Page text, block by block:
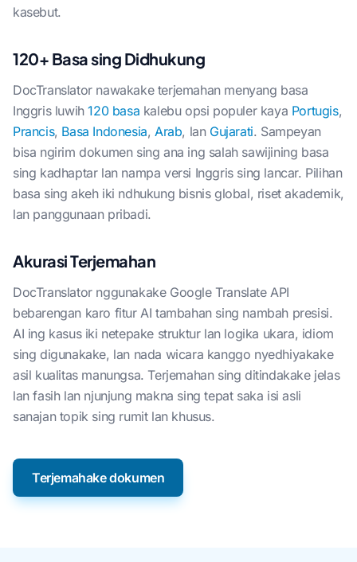
kasebut.
120+ Basa sing Didhukung
DocTranslator nawakake terjemahan menyang basa
Inggris luwih120 basa kalebu opsi populer kaya Portugis,
Prancis, Basa Indonesia,Arab, lan Gujarati. Sampeyan
bisa ngirim dokumen sing ana ing salah sawijining basa
sing kadhaptar lan nampa versi Inggris sing lancar. Pilihan
basa sing akeh iki ndhukung bisnis global, riset akademik,
lan panggunaan pribadi.
Akurasi Terjemahan
DocTranslator nggunakake Google Translate API
bebarengan karo fitur AI tambahan sing nambah presisi.
AI ing kasus iki netepake struktur lan logika ukara, idiom
sing digunakake, lan nada wicara kanggo nyedhiyakake
asil kualitas manungsa. Terjemahan sing ditindakake jelas
lan fasih lan njunjung makna sing tepat saka isi asli
sanajan topik sing rumit lan khusus.
Terjemahake dokumen